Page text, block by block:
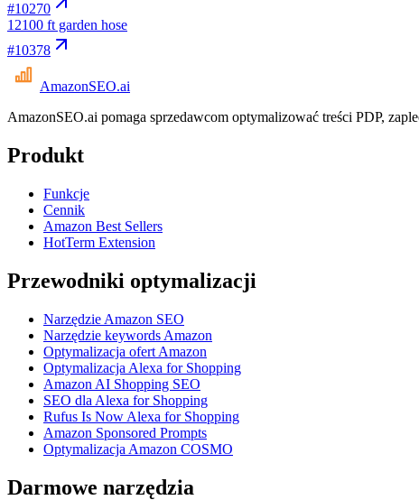
#10270
12100 ft garden hose
#10378
AmazonSEO.ai
AmazonSEO.ai pomaga sprzedawcom optymalizować treści PDP,
Produkt
Funkcje
Cennik
Amazon Best Sellers
HotTerm Extension
Przewodniki optymalizacji
Narzędzie Amazon SEO
Narzędzie keywords Amazon
Optymalizacja ofert Amazon
Optymalizacja Alexa for Shopping
Amazon AI Shopping SEO
SEO dla Alexa for Shopping
Rufus Is Now Alexa for Shopping
Amazon Sponsored Prompts
Optymalizacja Amazon COSMO
Darmowe narzędzia